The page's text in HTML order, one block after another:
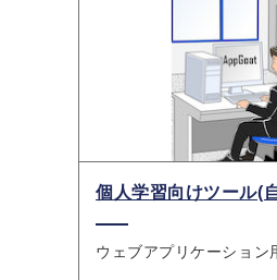
個人学習向けツール(
ウェブアプリケーション